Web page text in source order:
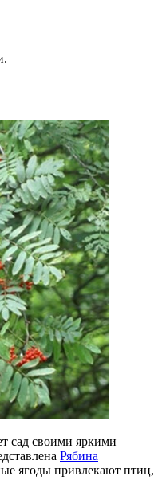
сад своими яркими
Рябина
ягоды привлекают птиц,